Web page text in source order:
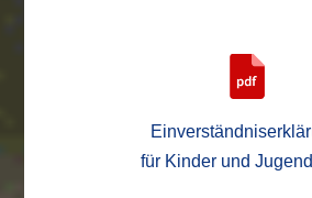
für Kinder und